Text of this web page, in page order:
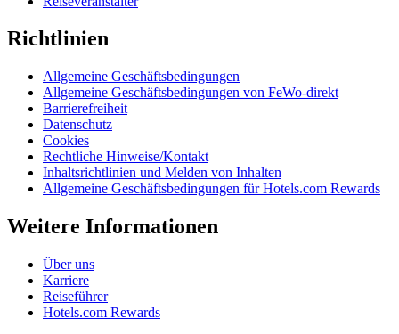
Richtlinien
Allgemeine Geschäftsbedingungen
Allgemeine Geschäftsbedingungen von FeWo-direkt
Barrierefreiheit
Datenschutz
Cookies
Rechtliche Hinweise/Kontakt
Inhaltsrichtlinien und Melden von Inhalten
Allgemeine Geschäftsbedingungen für Hotels.com Rewards
Weitere Informationen
Über uns
Karriere
Reiseführer
Hotels.com Rewards